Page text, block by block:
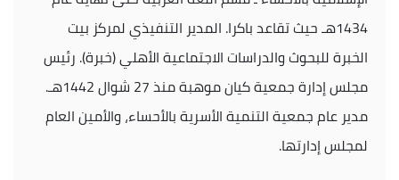
1434هـ حيث تقاعد باكرا. المدير التنفيذي لمركز بيت
الخبرة للبحوث والدراسات الاجتماعية الأهلي (خبرة). رئيس
مجلس إدارة جمعية كيان موهبة منذ 27 شوال 1442هـ.
مدير عام جمعية التنمية الأسرية بالأحساء، والأمين العام
لمجلس إدارتها.